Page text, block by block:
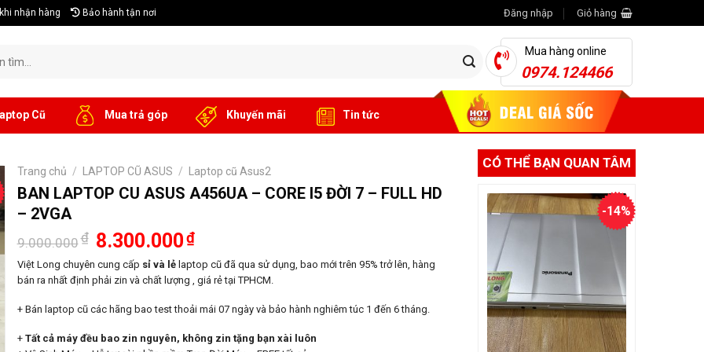
nhận hàng Bảo hành tận nơi Đăng nhập Giỏ hàng
Mua hàng online
0974.124466
Cũ Mua trả góp Khuyến mãi Tin tức
CÓ THỂ BẠN QUAN TÂM
-14%
Trang chủ / LAPTOP CŨ ASUS / Laptop cũ Asus2
BAN LAPTOP CU ASUS A456UA – CORE I5 ĐỜI 7 – FULL HD
– 2VGA
9.000.000₫ Giá
gốc
là:
9.000.000₫.
8.300.000₫Giá
hiện
tại
là:
8.300.000₫.
Việt Long chuyên cung cấp sỉ và lẻlaptop cũ đã qua sử dụng, bao mới trên 95% trở lên, hàng
bán ra nhất định phải zin và chất lượng , giá rẻ tại TPHCM.
+ Bán laptop cũ các hãng bao test thoải mái 07 ngày và bảo hành nghiêm túc 1 đến 6 tháng.
+ Tất cả máy đều bao zin nguyên, không zin tặng bạn xài luôn